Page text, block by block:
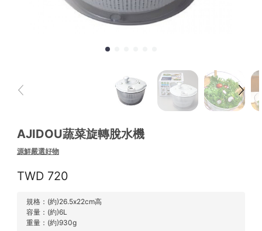
AJIDOU蔬菜旋轉脫水機
源鮮嚴選好物
720
規格：(約)26.5x22cm高
容量：(約)6L
重量：(約)930g